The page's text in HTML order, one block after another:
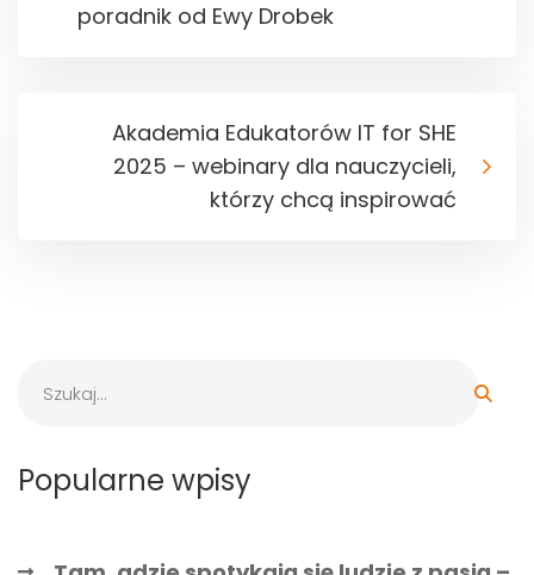
Popularne wpisy
poradnik od Ewy Drobek
Akademia Edukatorów IT for SHE
2025 – webinary dla nauczycieli,
którzy chcą inspirować